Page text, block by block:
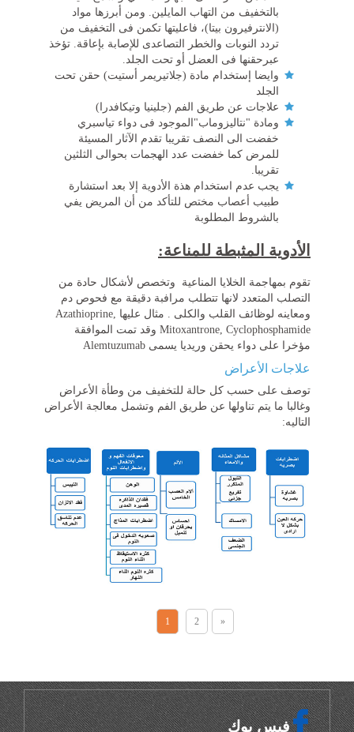
بالتخفيف من التهاب المايلين. ومن أبرزها مواد
(الانترفيرون بيتا)، فاعليتها تكمن فى التخفيف من
تردد النوبات والخطر التصاعدى للإصابة بإعاقة. تؤخذ
عبرحقنها فى العضل أو تحت الجلد.
وايضا إستخدام مادة (جلاتيريمر أستيت) حقن تحت
الجلد
علاجات عن طريق الفم (جلينيا وتيكافدرا)
ومادة "نتاليزوماب"الموجود فى دواء تياسبري
خفضت الى النصف تقريبا تقدم الآثار المسيئة
للمرض كما خفضت عدد الهجمات بحوالى الثلثين
تقريبا.
يجب عدم استخدام هذة الأدوية إلا بعد استشارة
طبيب أعصاب مختص للتأكد من أن المريض يفي
بالشروط المطلوبة
الأدوية المثبطة للمناعة:
تقوم بمهاجمة الخلايا المناعية وتخصص لأشكال حادة من
التصلب المتعدد لانها تتطلب مرافبة دقيقة مع فحوص دم
ومعاينه لوظائف القلب والكلى . مثال عليها Azathioprine,
Mitoxantrone, Cyclophosphamide وقد تمت الموافقة
مؤخرا على دواء يحقن وريديا يسمى Alemtuzumab
علاجات الأعراض
توصف على حسب كل حالة للتخفيف من وطأة الأعراض
وغالبا ما يتم تناولها عن طريق الفم وتشمل معالجة الأعراض
التاليه:
1 2 »
فيس بوك